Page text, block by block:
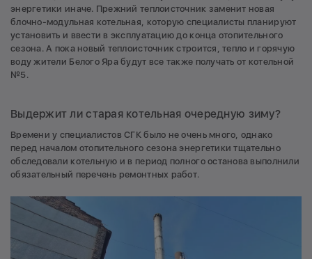
энергетики иначе. Прежний теплоисточник заменит новая
блочно-модульная котельная, которую специалисты планируют
установить и ввести в эксплуатацию до конца отопительного
сезона. А пока новый теплоисточник строится, тепло и горячую
воду жители Белого Яра будут все также получать от котельной
№5.
Выдержит ли старая котельная очередную зиму?
Времени у специалистов СГК было не очень много, однако
перед началом отопительного сезона энергетики тщательно
обследовали котельную и в период полного останова выполнили
обязательный перечень ремонтных работ.